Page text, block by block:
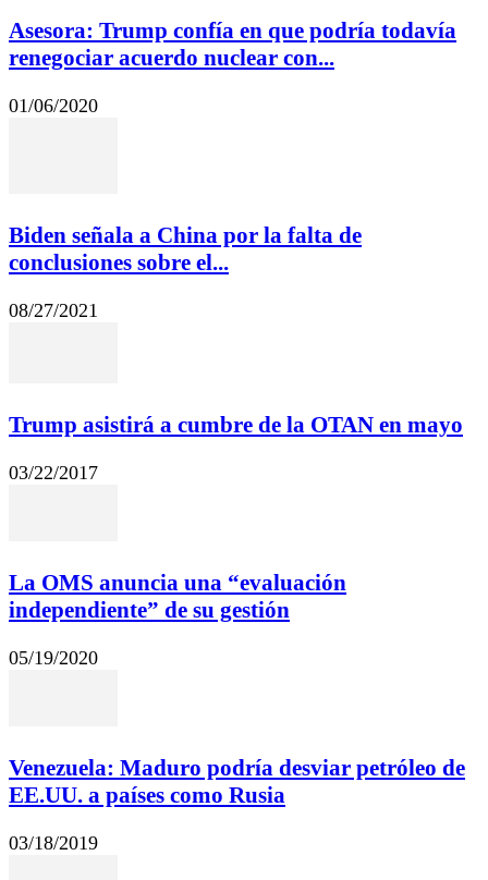
Asesora: Trump confía en que podría todavía
renegociar acuerdo nuclear con...
01/06/2020
Biden señala a China por la falta de
conclusiones sobre el...
08/27/2021
Trump asistirá a cumbre de la OTAN en mayo
03/22/2017
La OMS anuncia una “evaluación
independiente” de su gestión
05/19/2020
Venezuela: Maduro podría desviar petróleo de
EE.UU. a países como Rusia
03/18/2019